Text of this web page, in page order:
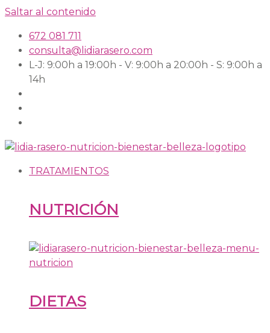
Saltar al contenido
672 081 711
consulta@lidiarasero.com
L-J: 9:00h a 19:00h - V: 9:00h a 20:00h - S: 9:00h a
14h
TRATAMIENTOS
NUTRICIÓN
DIETAS